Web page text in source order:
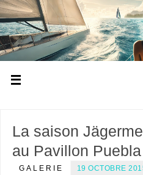
La saison
au Pavillon Puebla
GALERIE 19 OCTOBRE